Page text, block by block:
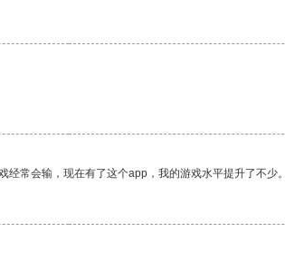
常会输，现在有了这个app，我的游戏水平提升了不少。